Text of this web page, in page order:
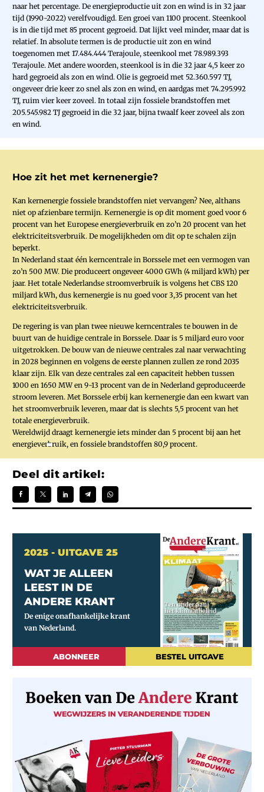
naar het percentage. De energieproductie uit zon en wind is in 32 jaar
tijd (1990-2022) verelfvoudigd. Een groei van 1100 procent. Steenkool
is in die tijd met 85 procent gegroeid. Dat lijkt veel minder, maar dat is
relatief. In absolute termen is de productie uit zon en wind
toegenomen met 17.484.444 Terajoule, steenkool met 78.989.393
Terajoule. Met andere woorden, steenkool is in die 32 jaar 4,5 keer zo
hard gegroeid als zon en wind. Olie is gegroeid met 52.360.597 TJ,
ongeveer drie keer zo snel als zon en wind, en aardgas met 74.295.992
TJ, ruim vier keer zoveel. In totaal zijn fossiele brandstoffen met
205.545.982 TJ gegroeid in die 32 jaar, bijna twaalf keer zoveel als zon
en wind.
Hoe zit het met kernenergie?
Kan kernenergie fossiele brandstoffen niet vervangen? Nee, althans
niet op afzienbare termijn. Kernenergie is op dit moment goed voor 6
procent van het Europese energieverbruik en zo’n 20 procent van het
elektriciteitsverbruik. De mogelijkheden om dit op te schalen zijn
beperkt.
In Nederland staat één kerncentrale in Borssele met een vermogen van
zo’n 500 MW. Die produceert ongeveer 4000 GWh (4 miljard kWh) per
jaar. Het totale Nederlandse stroomverbruik is volgens het CBS 120
miljard kWh, dus kernenergie is nu goed voor 3,35 procent van het
elektriciteitsverbruik.
De regering is van plan twee nieuwe kerncentrales te bouwen in de
buurt van de huidige ­centrale in Borssele. Daar is 5 miljard euro voor
uitgetrokken. De bouw van de nieuwe centrales zal naar verwachting
in 2028 beginnen en volgens de eerste plannen zullen ze rond 2035
klaar zijn. Elk van deze ­centrales zal een capaciteit hebben tussen
1000 en 1650 MW en 9-13 procent van de in ­Nederland geproduceerde
stroom leveren. Met Borssele erbij kan kernenergie dan een kwart van
het stroomverbruik leveren, maar dat is slechts 5,5 procent van het
totale energieverbruik.
Wereldwijd draagt kernenergie iets minder dan 5 procent bij aan het
energieverbruik, en fossiele brandstoffen 80,9 procent.
Deel dit artikel:
2025 - UITGAVE 25
WAT JE ALLEEN
LEEST IN DE
ANDERE KRANT
ABONNEER BESTEL UITGAVE